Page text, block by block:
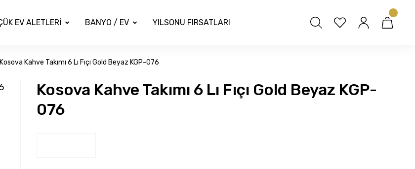
EV ALETLERİ BANYO / EV YILSONU FIRSATLARI
Kosova Kahve Takımı 6 Lı Fıçı Gold Beyaz KGP-076
Kosova Kahve Takımı 6 Lı Fıçı Gold Beyaz KGP-
076